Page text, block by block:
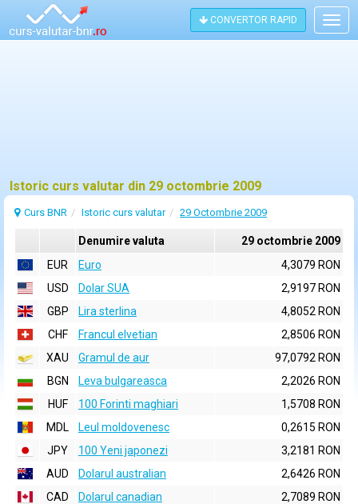
CONVERTOR RAPID
Istoric curs valutar din 29 octombrie 2009
Curs BNR Istoric curs valutar 29 Octombrie 2009
Denumire valuta
29 octombrie 2009
EUR
Euro
4,3079 RON
USD
Dolar SUA
2,9197 RON
GBP
Lira sterlina
4,8052 RON
CHF
Francul elvetian
2,8506 RON
XAU
Gramul de aur
97,0792 RON
BGN
Leva bulgareasca
2,2026 RON
HUF
100 Forinti maghiari
1,5708 RON
MDL
Leul moldovenesc
0,2615 RON
JPY
100 Yeni japonezi
3,2181 RON
AUD
Dolarul australian
2,6426 RON
CAD
Dolarul canadian
2,7089 RON